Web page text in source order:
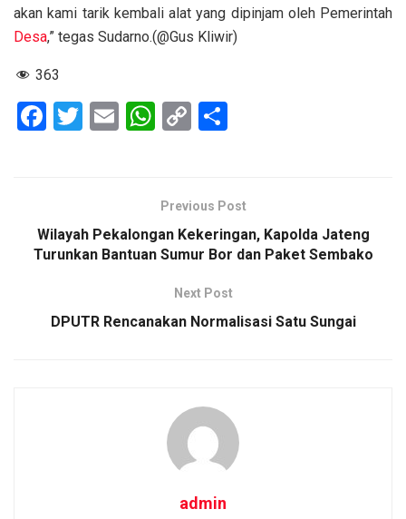
akan kami tarik kembali alat yang dipinjam oleh Pemerintah
Desa,” tegas Sudarno.(@Gus Kliwir)
363
F
o
o
T
E
W
s
A
p
C
Li
n
k
e
Previous Post
Wilayah Pekalongan Kekeringan, Kapolda Jateng
Turunkan Bantuan Sumur Bor dan Paket Sembako
Next Post
DPUTR Rencanakan Normalisasi Satu Sungai
admin